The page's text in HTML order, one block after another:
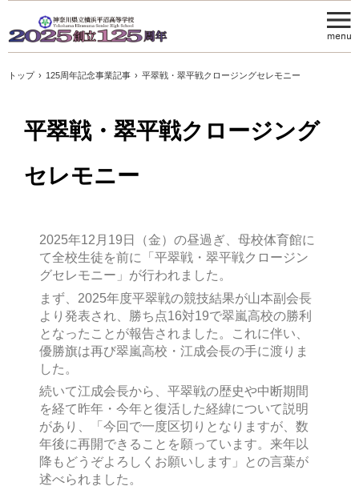
トップ › 125周年記念事業記事 › 平翠戦・翠平戦クロージングセレモニー
平翠戦・翠平戦クロージング
セレモニー
2025年12月19日（金）の昼過ぎ、母校体育館に
て全校生徒を前に「平翠戦・翠平戦クロージン
グセレモニー」が行われました。
まず、2025年度平翠戦の競技結果が山本副会長
より発表され、勝ち点16対19で翠嵐高校の勝利
となったことが報告されました。これに伴い、
優勝旗は再び翠嵐高校・江成会長の手に渡りま
した。
続いて江成会長から、平翠戦の歴史や中断期間
を経て昨年・今年と復活した経緯について説明
があり、「今回で一度区切りとなりますが、数
年後に再開できることを願っています。来年以
降もどうぞよろしくお願いします」との言葉が
述べられました。